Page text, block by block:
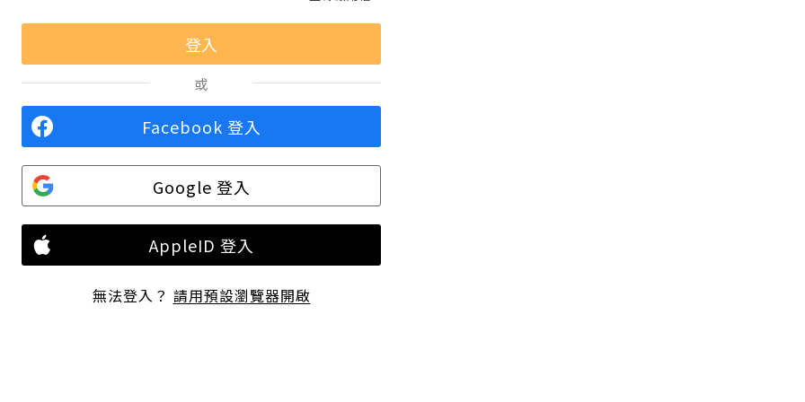
或
Facebook 登入
Google 登入
AppleID 登入
無法登入？ 請用預設瀏覽器開啟